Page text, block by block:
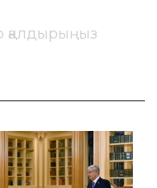
қалдырыңыз